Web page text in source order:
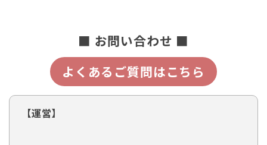
■ お問い合わせ ■
よくあるご質問はこちら
【運営】